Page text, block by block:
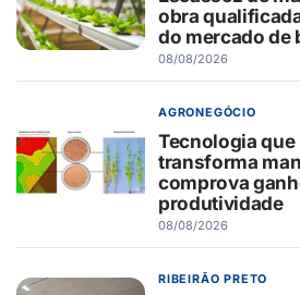
obra
do mercado de
08/08/2026
AGRONEGÓCIO
Tecnologia que
transforma
comprova
produtividade
08/08/2026
RIBEIRÃO PRETO